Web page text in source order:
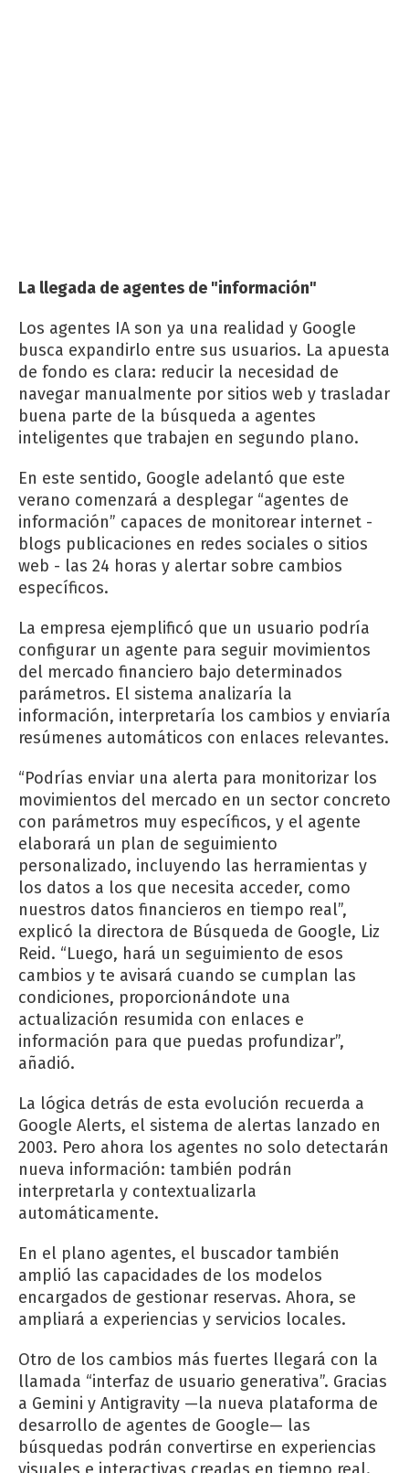
La llegada de agentes de "información"
Los agentes IA son ya una realidad y Google
busca expandirlo entre sus usuarios. La apuesta
de fondo es clara: reducir la necesidad de
navegar manualmente por sitios web y trasladar
buena parte de la búsqueda a agentes
inteligentes que trabajen en segundo plano.
En este sentido, Google adelantó que este
verano comenzará a desplegar “agentes de
información” capaces de monitorear internet -
blogs publicaciones en redes sociales o sitios
web - las 24 horas y alertar sobre cambios
específicos.
La empresa ejemplificó que un usuario podría
configurar un agente para seguir movimientos
del mercado financiero bajo determinados
parámetros. El sistema analizaría la
información, interpretaría los cambios y enviaría
resúmenes automáticos con enlaces relevantes.
“Podrías enviar una alerta para monitorizar los
movimientos del mercado en un sector concreto
con parámetros muy específicos, y el agente
elaborará un plan de seguimiento
personalizado, incluyendo las herramientas y
los datos a los que necesita acceder, como
nuestros datos financieros en tiempo real”,
explicó la directora de Búsqueda de Google, Liz
Reid. “Luego, hará un seguimiento de esos
cambios y te avisará cuando se cumplan las
condiciones, proporcionándote una
actualización resumida con enlaces e
información para que puedas profundizar”,
añadió.
La lógica detrás de esta evolución recuerda a
Google Alerts, el sistema de alertas lanzado en
2003. Pero ahora los agentes no solo detectarán
nueva información: también podrán
interpretarla y contextualizarla
automáticamente.
En el plano agentes, el buscador también
amplió las capacidades de los modelos
encargados de gestionar reservas. Ahora, se
ampliará a experiencias y servicios locales.
Otro de los cambios más fuertes llegará con la
llamada “interfaz de usuario generativa”. Gracias
a Gemini y Antigravity —la nueva plataforma de
desarrollo de agentes de Google— las
búsquedas podrán convertirse en experiencias
visuales e interactivas creadas en tiempo real.